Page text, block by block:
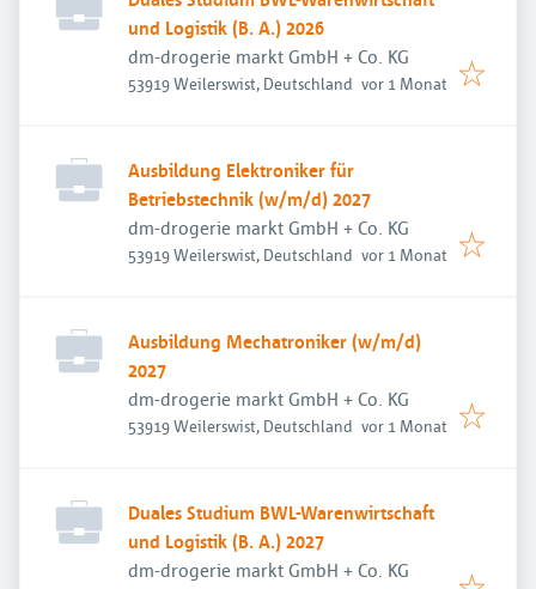
und Logistik (B. A.) 2026
dm-drogerie markt GmbH + Co. KG
53919 Weilerswist, Deutschland Veröffentlicht
vor 1 Monat
Ausbildung Elektroniker für
Betriebstechnik (w/m/d) 2027
dm-drogerie markt GmbH + Co. KG
53919 Weilerswist, Deutschland Veröffentlicht
vor 1 Monat
Ausbildung Mechatroniker (w/m/d)
2027
dm-drogerie markt GmbH + Co. KG
53919 Weilerswist, Deutschland Veröffentlicht
vor 1 Monat
Duales Studium BWL-Warenwirtschaft
und Logistik (B. A.) 2027
dm-drogerie markt GmbH + Co. KG